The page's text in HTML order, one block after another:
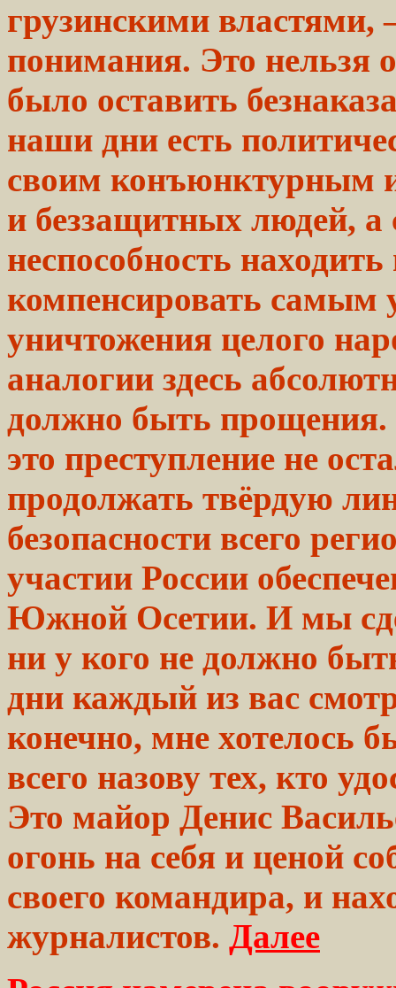
грузинскими властями,
понимания. Это нельзя
было оставить
наши дни есть
своим конъюнктурным
и беззащитных людей, а
неспособность
компенсировать самым
уничтожения целого
аналогии здесь
должно быть
это преступление не
продолжать твёрдую
безопасности всего
участии России
Южной Осетии. И мы
ни у кого не должно
дни каждый из вас
конечно, мне хотелось
всего назову тех, кто
Это майор Денис
огонь на себя и ценой
своего командира, и
журналистов. Далее